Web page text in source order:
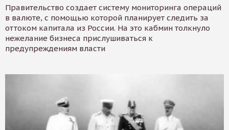
Правительство создает систему мониторинга операций
в валюте, с помощью которой планирует следить за
оттоком капитала из России. На это кабмин толкнуло
нежелание бизнеса прислушиваться к
предупреждениям власти